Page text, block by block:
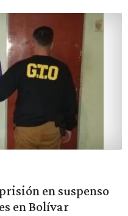
en suspenso
en Bolívar